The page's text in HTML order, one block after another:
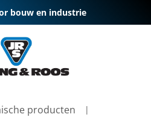
bouw en industrie
producten